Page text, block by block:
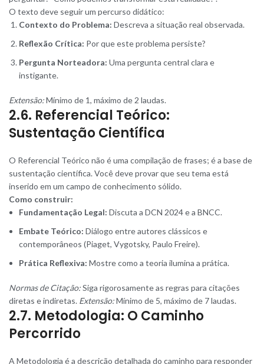
O texto deve seguir um percurso didático:
Contexto do Problema: Descreva a situação real observada.
Reflexão Crítica: Por que este problema persiste?
Pergunta Norteadora: Uma pergunta central clara e
instigante.
Extensão:Mínimo de 1, máximo de 2 laudas.
2.6. Referencial Teórico:
Sustentação Científica
O Referencial Teórico não é uma compilação de frases; é a base de
sustentação científica. Você deve provar que seu tema está
inserido em um campo de conhecimento sólido.
Como construir:
Fundamentação Legal: Discuta a DCN 2024 e a BNCC.
Embate Teórico: Diálogo entre autores clássicos e
contemporâneos (Piaget, Vygotsky, Paulo Freire).
Prática Reflexiva: Mostre como a teoria ilumina a prática.
Normas de Citação:Siga rigorosamente as regras para citações
diretas e indiretas. Extensão:Mínimo de 5, máximo de 7 laudas.
2.7. Metodologia: O Caminho
Percorrido
A Metodologia é a descrição detalhada do caminho para responder